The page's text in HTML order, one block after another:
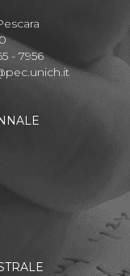
- 7956